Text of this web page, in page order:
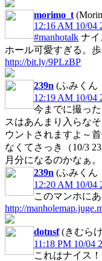
morimo_t
12:16 AM 10/04
#manhotalk ナイ
ホール可愛すぎる。
http://bit.ly/9PLzBP
239n (ふみくん
12:19 AM 10/04
今までに撮っ
スはあんまり入らな
ウントされますよ～
なくてさっき（10/3
月分になるのかなぁ。
239n (ふみくん
12:20 AM 10/04
このマンホに
http://
dotnsf(きむら
11:18 PM 10/04
これはナイス！